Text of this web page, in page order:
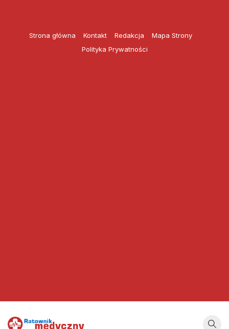
Strona główna Kontakt Redakcja
Mapa Strony
Polityka Prywatności